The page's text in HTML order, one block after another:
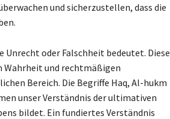
und sicherzustellen, dass die
Unrecht oder Falschheit bedeutet. Diese
Wahrheit und rechtmäßigen
Bereich. Die Begriffe Haq, Al-hukm
unser Verständnis der ultimativen
bildet. Ein fundiertes Verständnis